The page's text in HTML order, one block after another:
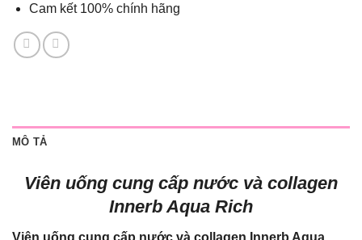
Cam kết 100% chính hãng
MÔ TẢ
Viên uống cung cấp nước và collagen
Innerb Aqua Rich
Viên uống cung cấp nước và collagen Innerb Aqua